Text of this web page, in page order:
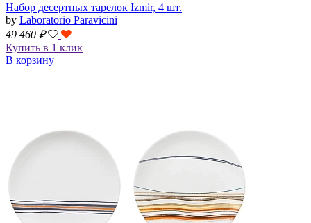
Набор десертных тарелок Izmir, 4 шт.
by Laboratorio Paravicini
49 460 ₽
Купить в 1 клик
В корзину